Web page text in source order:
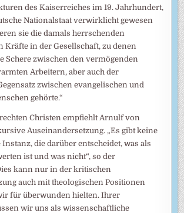
des Kaiserreiches im 19. Jahrhundert,
Nationalstaat verwirklicht gewesen
sie die damals herrschenden
Kräfte in der Gesellschaft, zu denen
Schere zwischen den vermögenden
Arbeitern, aber auch der
zwischen evangelischen und
gehörte.“
Christen empfiehlt Arnulf von
Auseinandersetzung. „Es gibt keine
die darüber entscheidet, was als
ist und was nicht“, so der
kann nur in der kritischen
auch mit theologischen Positionen
für überwunden hielten. Ihrer
wir uns als wissenschaftliche